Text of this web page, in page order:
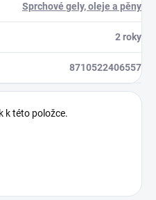
Sprchové gely, oleje a pěny
2 roky
8710522406557
k této položce.